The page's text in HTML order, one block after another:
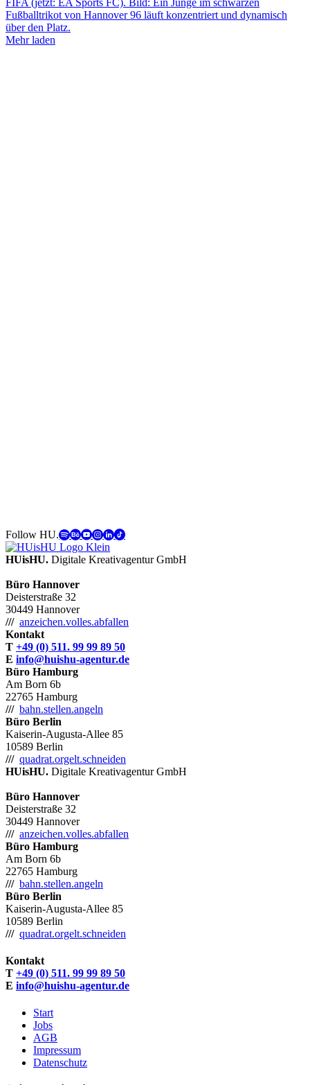
Mehr laden
Follow HU.
HUisHU. Digitale Kreativagentur GmbH
Büro Hannover
Deisterstraße 32
30449 Hannover
/// anzeichen.volles.abfallen
Kontakt
T +49 (0) 511. 99 99 89 50
E info@huishu-agentur.de
Büro Hamburg
Am Born 6b
22765 Hamburg
/// bahn.stellen.angeln
Büro Berlin
Kaiserin-Augusta-Allee 85
10589 Berlin
/// quadrat.orgelt.schneiden
HUisHU. Digitale Kreativagentur GmbH
Büro Hannover
Deisterstraße 32
30449 Hannover
/// anzeichen.volles.abfallen
Büro Hamburg
Am Born 6b
22765 Hamburg
/// bahn.stellen.angeln
Büro Berlin
Kaiserin-Augusta-Allee 85
10589 Berlin
/// quadrat.orgelt.schneiden
Kontakt
T +49 (0) 511. 99 99 89 50
E info@huishu-agentur.de
Start
Jobs
AGB
Impressum
Datenschutz